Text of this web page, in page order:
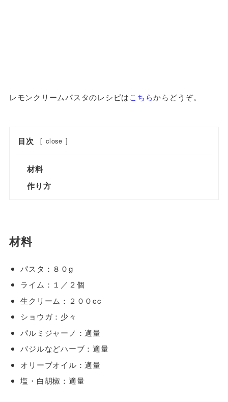
レモンクリームパスタのレシピはこちらからどうぞ。
目次 [ close ]
材料
作り方
材料
パスタ：８０g
ライム：１／２個
生クリーム：２００cc
ショウガ：少々
パルミジャーノ：適量
バジルなどハーブ：適量
オリーブオイル：適量
塩・白胡椒：適量